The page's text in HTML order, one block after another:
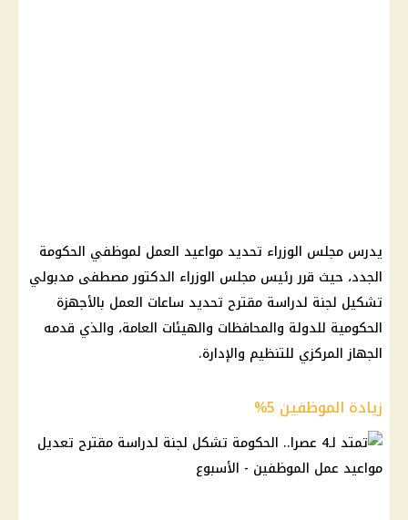
يدرس مجلس الوزراء تحديد مواعيد العمل لموظفي الحكومة
الجدد، حيث قرر رئيس مجلس الوزراء الدكتور مصطفى مدبولي
تشكيل لجنة لدراسة مقترح تحديد ساعات العمل بالأجهزة
الحكومية للدولة والمحافظات والهيئات العامة، والذي قدمه
الجهاز المركزي للتنظيم والإدارة.
زيادة الموظفين 5%